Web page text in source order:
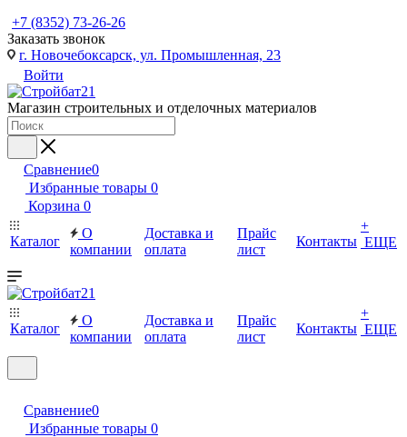
+7 (8352) 73-26-26
Заказать звонок
г. Новочебоксарск, ул. Промышленная, 23
Войти
Магазин строительных и отделочных материалов
Сравнение0
Избранные товары 0
Корзина 0
Каталог
О
компании
Доставка и
оплата
Прайс
лист
Контакты
+
ЕЩЕ
Каталог
О
компании
Доставка и
оплата
Прайс
лист
Контакты
+
ЕЩЕ
Сравнение0
Избранные товары 0